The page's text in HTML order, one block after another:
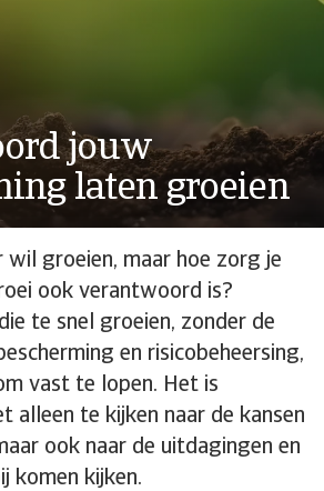
jouw
laten groeien
wil groeien, maar hoe zorg je
ook verantwoord is?
te snel groeien, zonder de
en risicobeheersing,
vast te lopen. Het is
alleen te kijken naar de kansen
ook naar de uitdagingen en
komen kijken.